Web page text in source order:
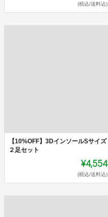
(税込/送料込)
【10%OFF】3DインソールSサイズ
２足セット
¥4,554
(税込/送料込)